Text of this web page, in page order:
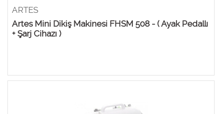
ARTES
Artes Mini Dikiş Makinesi FHSM 508 - ( Ayak Pedallı
+ Şarj Cihazı )